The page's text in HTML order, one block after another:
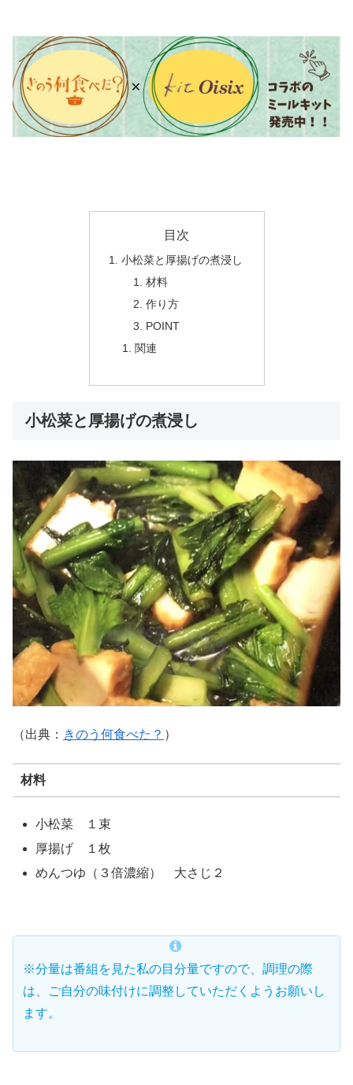
目次
小松菜と厚揚げの煮浸し
材料
作り方
POINT
関連
小松菜と厚揚げの煮浸し
（出典： きのう何食べた？ ）
材料
小松菜 １束
厚揚げ １枚
めんつゆ（３倍濃縮） 大さじ２
※分量は番組を見た私の目分量ですので、調理の際
は、ご自分の味付けに調整していただくようお願いし
ます。